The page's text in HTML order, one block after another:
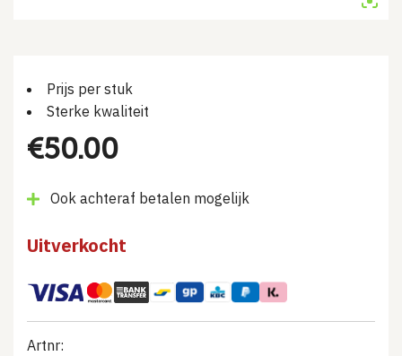
Prijs per stuk
Sterke kwaliteit
€50.00
Ook achteraf betalen mogelijk
Uitverkocht
Artnr: